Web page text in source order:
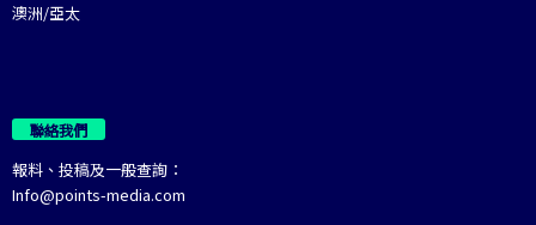
澳洲/亞太
聯絡我們
報料、投稿及一般查詢：
Info@points-media.com